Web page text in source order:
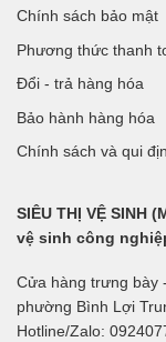
Chính sách bảo mật
Phương thức thanh
Đổi - trả hàng hóa
Bảo hành hàng hóa
Chính sách và qui
SIÊU THỊ VỆ SINH
vệ sinh công
Cửa hàng trưng bày
phường Bình Lợi
Hotline/Zalo: